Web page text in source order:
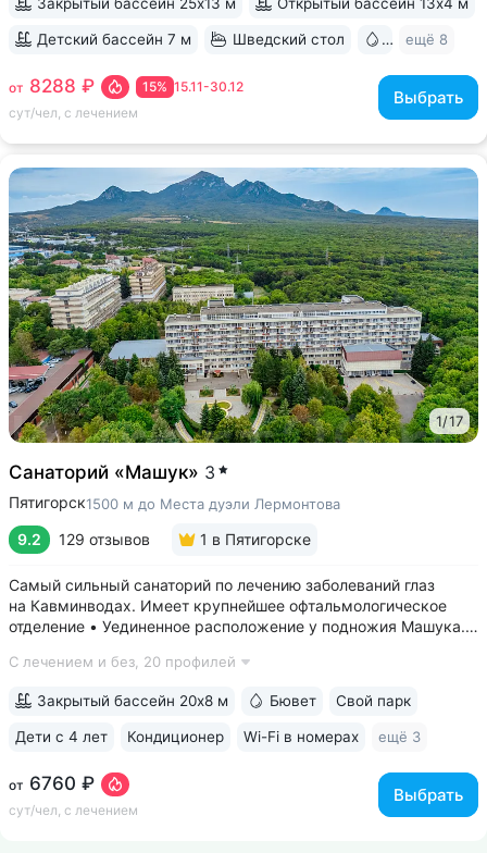
15.11-30.12
15%
от 8288 ₽
сут/чел, с лечением
Выбрать
Детский бассейн 7 м Шведский стол Бювет
ещё 8
1/17
Санаторий «Машук» 3
Пятигорск1500 м до Места дуэли Лермонтова
9.2 129 отзывов 1 в Пятигорске
Самый сильный санаторий по лечению заболеваний глаз
на Кавминводах. Имеет крупнейшее офтальмологическое
отделение • Уединенное расположение у подножия Машука.
площадка Ворота любви, начало терренкура вокруг Машука.
С лечением и без, 20 профилей
от 6760 ₽
сут/чел, с лечением
Выбрать
Закрытый бассейн 20х8 м Бювет Свой парк
Дети с 4 лет Кондиционер Wi-Fi в номерах ещё 3